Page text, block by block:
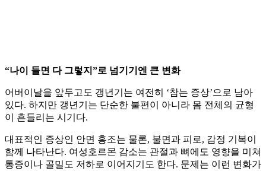
“나이 들면 다 그렇지”로 넘기기엔 큰 변화
어버이날을 앞두고도 갱년기는 여전히 ‘참는 증상’으로 남아
있다. 하지만 갱년기는 단순한 불편이 아니라 몸 전체의 균형
이 흔들리는 시기다.
대표적인 증상인 안면 홍조는 물론, 불면과 피로, 감정 기복이
함께 나타난다. 여성호르몬 감소는 관절과 뼈에도 영향을 미쳐
통증이나 골밀도 저하로 이어지기도 한다. 문제는 이런 변화가